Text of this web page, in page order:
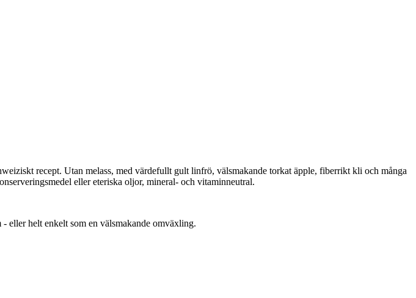
recept. Utan melass, med värdefullt gult linfrö, välsmakande torkat äpple, fiberrikt kli och många
eller eteriska oljor, mineral- och vitaminneutral.
eller helt enkelt som en välsmakande omväxling.